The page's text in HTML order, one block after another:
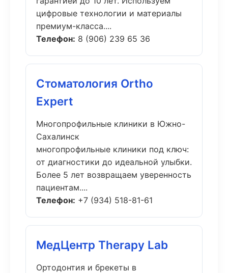
цифровые технологии и материалы
премиум-класса....
Телефон: 8 (906) 239 65 36
Стоматология Ortho
Expert
Многопрофильные клиники в Южно-
Сахалинск
многопрофильные клиники под ключ:
от диагностики до идеальной улыбки.
Более 5 лет возвращаем уверенность
пациентам....
Телефон: +7 (934) 518-81-61
МедЦентр Therapy Lab
Ортодонтия и брекеты в